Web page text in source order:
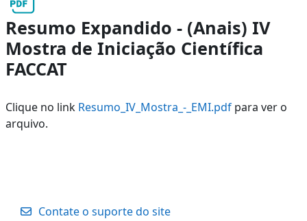
Resumo Expandido - (Anais) IV
Mostra de Iniciação Científica
FACCAT
Clique no link Resumo_IV_Mostra_-_EMI.pdf para ver o
arquivo.
Contate o suporte do site